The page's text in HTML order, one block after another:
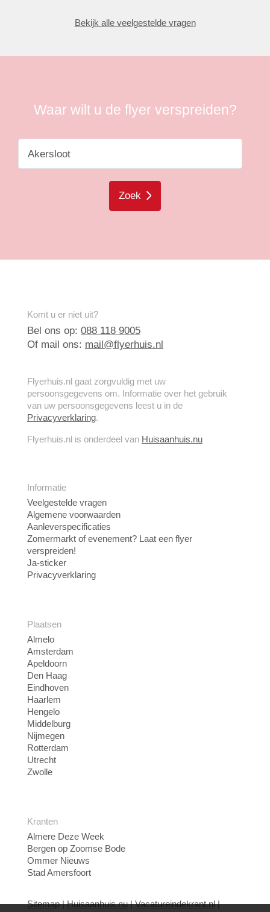
Bekijk alle veelgestelde vragen
Waar wilt u de flyer verspreiden?
Zoek
Komt u er niet uit?
Bel ons op: 088 118 9005
Of mail ons: mail@flyerhuis.nl
Flyerhuis.nl gaat zorgvuldig met uw
persoonsgegevens om. Informatie over het gebruik
van uw persoonsgegevens leest u in de
Privacyverklaring.
Flyerhuis.nl is onderdeel van Huisaanhuis.nu
Informatie
Veelgestelde vragen
Algemene voorwaarden
Aanleverspecificaties
Zomermarkt of evenement? Laat een flyer
verspreiden!
Ja-sticker
Privacyverklaring
Plaatsen
Almelo
Amsterdam
Apeldoorn
Den Haag
Eindhoven
Haarlem
Hengelo
Middelburg
Nijmegen
Rotterdam
Utrecht
Zwolle
Kranten
Almere Deze Week
Bergen op Zoomse Bode
Ommer Nieuws
Stad Amersfoort
Sitemap|Huisaanhuis.nu|Vacatureindekrant.nl|